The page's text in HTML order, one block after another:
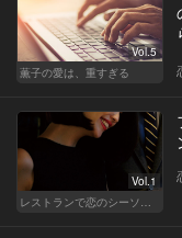
Vol.5
薫子の愛は、重すぎる
Vol.1
レストランで恋のシーソーゲーム（WOMAN）